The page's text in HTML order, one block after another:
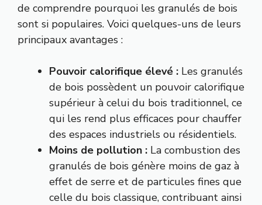
de comprendre pourquoi les granulés de bois
sont si populaires. Voici quelques-uns de leurs
principaux avantages :
Pouvoir calorifique élevé : Les granulés
de bois possèdent un pouvoir calorifique
supérieur à celui du bois traditionnel, ce
qui les rend plus efficaces pour chauffer
des espaces industriels ou résidentiels.
Moins de pollution : La combustion des
granulés de bois génère moins de gaz à
effet de serre et de particules fines que
celle du bois classique, contribuant ainsi